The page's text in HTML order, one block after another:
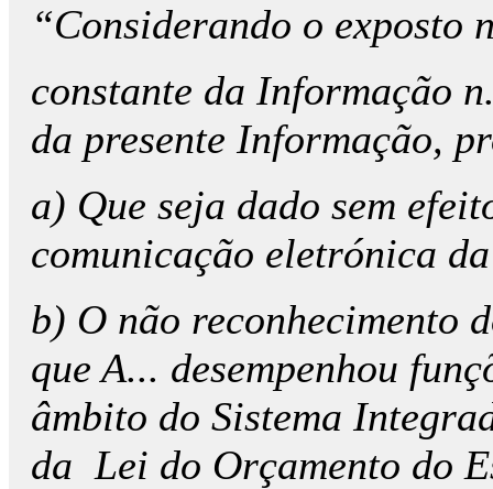
“Considerando o exposto
constante da Informação
da presente Informação,
a) Que seja dado sem
comunicação eletrónica
b) O não reconhecimento
que A... desempenhou
âmbito do Sistema
da Lei do Orçamento do